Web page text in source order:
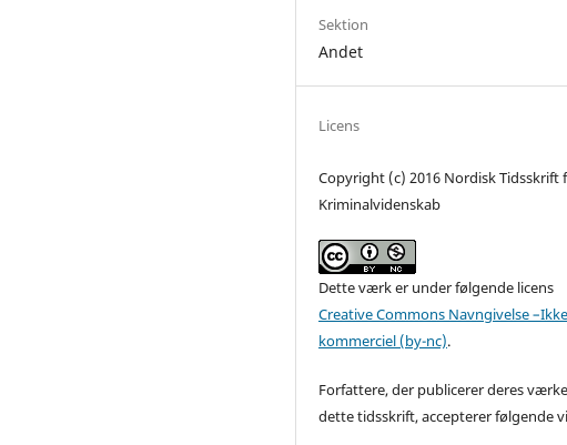
Sektion
Andet
Licens
Copyright (c) 2016 Nordisk Tidsskrift
Kriminalvidenskab
Dette værk er under følgende licens
Creative Commons Navngivelse
kommerciel (by-nc).
Forfattere, der publicerer deres
dette tidsskrift, accepterer følgende